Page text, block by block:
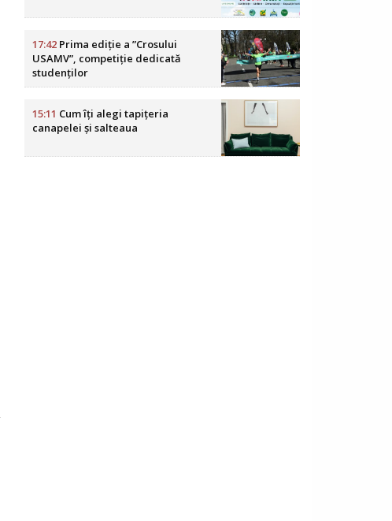
17:42 Prima ediție a ”Crosului
USAMV”, competiție dedicată
studenților
15:11 Cum îți alegi tapițeria
canapelei și salteaua